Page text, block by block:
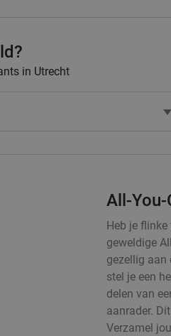
in Utrecht
All-You-
Heb je
geweldige
gezellig aan
stel je een
delen van
aanrader.
Verzamel